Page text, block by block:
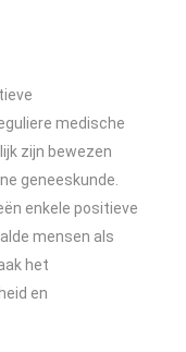
medische
zijn bewezen
geneeskunde.
enkele positieve
mensen als
het
en